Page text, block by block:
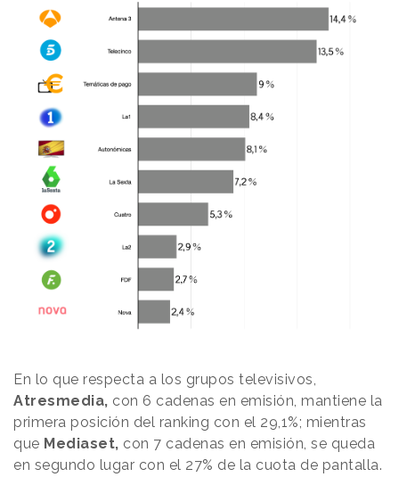
En lo que respecta a los grupos televisivos,
Atresmedia, con 6 cadenas en emisión, mantiene la
primera posición del ranking con el 29,1%; mientras
que Mediaset, con 7 cadenas en emisión, se queda
en segundo lugar con el 27% de la cuota de pantalla.